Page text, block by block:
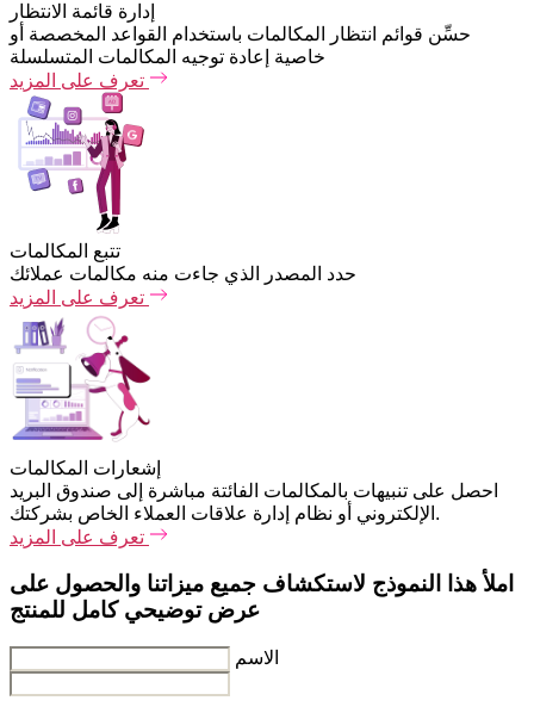
إدارة قائمة الانتظار
حسِّن قوائم انتظار المكالمات باستخدام القواعد المخصصة أو
خاصية إعادة توجيه المكالمات المتسلسلة
تتبع المكالمات
حدد المصدر الذي جاءت منه مكالمات عملائك
إشعارات المكالمات
احصل على تنبيهات بالمكالمات الفائتة مباشرة إلى صندوق البريد
الإلكتروني أو نظام إدارة علاقات العملاء الخاص بشركتك.
املأ هذا النموذج لاستكشاف جميع ميزاتنا والحصول على
عرض توضيحي كامل للمنتج
الاسم